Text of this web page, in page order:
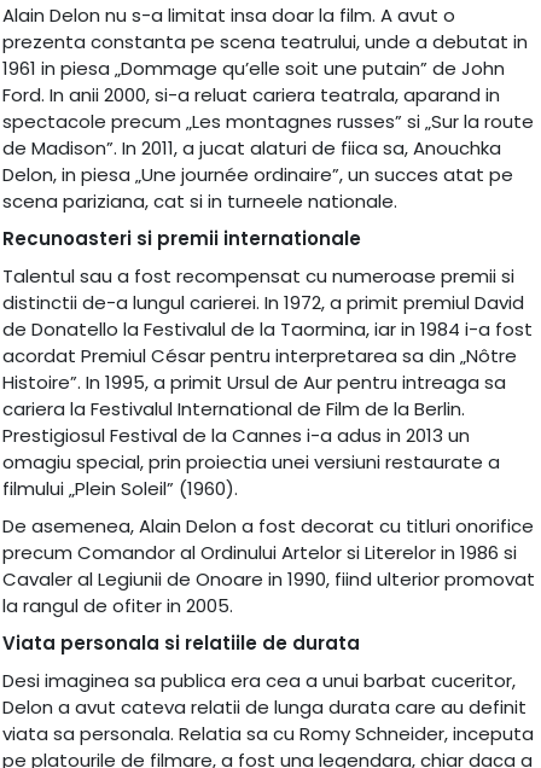
Alain Delon nu s-a limitat insa doar la film. A avut o
prezenta constanta pe scena teatrului, unde a debutat in
1961 in piesa „Dommage qu’elle soit une putain” de John
Ford. In anii 2000, si-a reluat cariera teatrala, aparand in
spectacole precum „Les montagnes russes” si „Sur la route
de Madison”. In 2011, a jucat alaturi de fiica sa, Anouchka
Delon, in piesa „Une journée ordinaire”, un succes atat pe
scena pariziana, cat si in turneele nationale.
Recunoasteri si premii internationale
Talentul sau a fost recompensat cu numeroase premii si
distinctii de-a lungul carierei. In 1972, a primit premiul David
de Donatello la Festivalul de la Taormina, iar in 1984 i-a fost
acordat Premiul César pentru interpretarea sa din „Nôtre
Histoire”. In 1995, a primit Ursul de Aur pentru intreaga sa
cariera la Festivalul International de Film de la Berlin.
Prestigiosul Festival de la Cannes i-a adus in 2013 un
omagiu special, prin proiectia unei versiuni restaurate a
filmului „Plein Soleil” (1960).
De asemenea, Alain Delon a fost decorat cu titluri onorifice
precum Comandor al Ordinului Artelor si Literelor in 1986 si
Cavaler al Legiunii de Onoare in 1990, fiind ulterior promovat
la rangul de ofiter in 2005.
Viata personala si relatiile de durata
Desi imaginea sa publica era cea a unui barbat cuceritor,
Delon a avut cateva relatii de lunga durata care au definit
viata sa personala. Relatia sa cu Romy Schneider, inceputa
pe platourile de filmare, a fost una legendara, chiar daca a